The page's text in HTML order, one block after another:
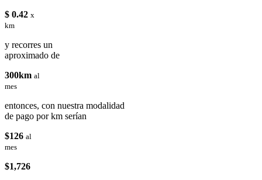
$ 0.42 x
km
y recorres un
aproximado de
300km al
mes
entonces, con nuestra modalidad
de pago por km serían
$126 al
mes
$1,726